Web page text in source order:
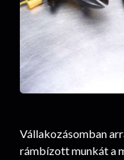
Vállakozásomban
rámbízott munkát a